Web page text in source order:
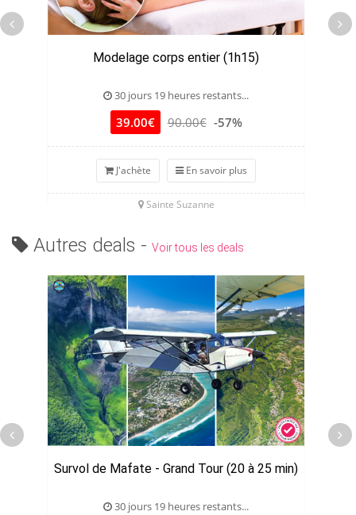
Modelage corps entier (1h15)
30 jours 19 heures restants...
39.00€ 90.00€ -57%
J'achète En savoir plus
Sainte Suzanne
Autres deals - Voir tous les deals
Survol de Mafate - Grand Tour (20 à 25 min)
30 jours 19 heures restants...